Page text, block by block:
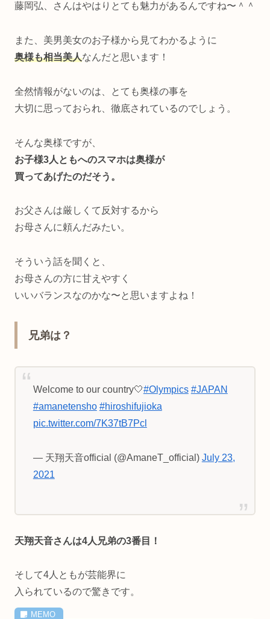
藤岡弘、さんはやはりとても魅力があるんですね〜＾＾
また、美男美女のお子様から見てわかるように
奥様も相当美人なんだと思います！
全然情報がないのは、とても奥様の事を
大切に思っておられ、徹底されているのでしょう。
そんな奥様ですが、
お子様3人ともへのスマホは奥様が
買ってあげたのだそう。
お父さんは厳しくて反対するから
お母さんに頼んだみたい。
そういう話を聞くと、
お母さんの方に甘えやすく
いいバランスなのかな〜と思いますよね！
兄弟は？
Welcome to our country🤍#Olympics #JAPAN
#amanetensho #hiroshifujioka
pic.twitter.com/7K37tB7Pcl
— 天翔天音official (@AmaneT_official) July 23,
2021
天翔天音さんは4人兄弟の3番目！
そして4人ともが芸能界に
入られているので驚きです。